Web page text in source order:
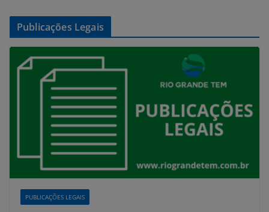
Publicações Legais
PUBLICAÇÕES LEGAIS